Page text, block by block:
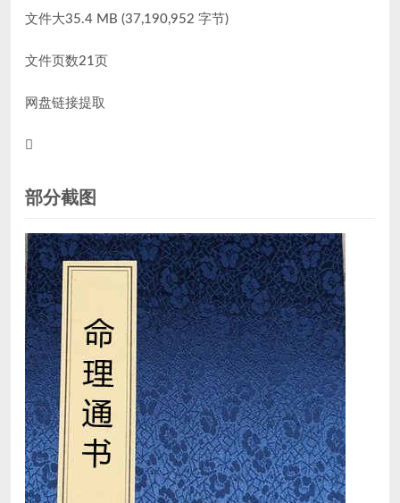
文件大35.4 MB (37,190,952 字节)
文件页数21页
网盘链接提取
部分截图